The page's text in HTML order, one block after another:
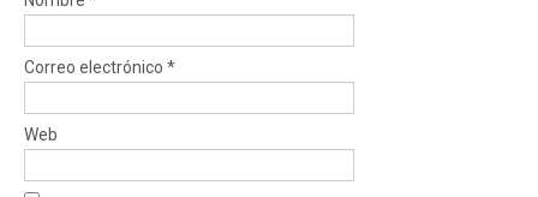
Correo electrónico *
Web